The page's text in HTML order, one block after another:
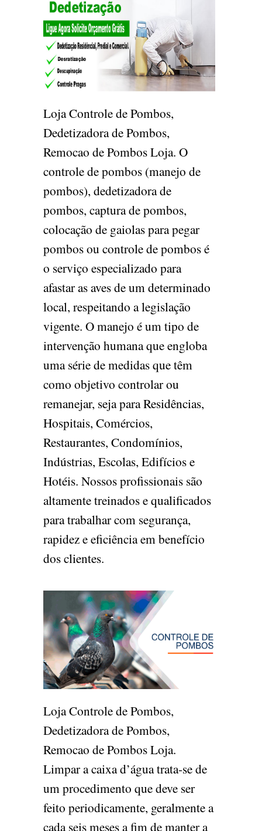
Loja Controle de Pombos,
Dedetizadora de Pombos,
Remocao de Pombos Loja. O
controle de pombos (manejo de
pombos), dedetizadora de
pombos, captura de pombos,
colocação de gaiolas para pegar
pombos ou controle de pombos é
o serviço especializado para
afastar as aves de um determinado
local, respeitando a legislação
vigente. O manejo é um tipo de
intervenção humana que engloba
uma série de medidas que têm
como objetivo controlar ou
remanejar, seja para Residências,
Hospitais, Comércios,
Restaurantes, Condomínios,
Indústrias, Escolas, Edifícios e
Hotéis. Nossos profissionais são
altamente treinados e qualificados
para trabalhar com segurança,
rapidez e eficiência em benefício
dos clientes.
Loja Controle de Pombos,
Dedetizadora de Pombos,
Remocao de Pombos Loja.
Limpar a caixa d’água trata-se de
um procedimento que deve ser
feito periodicamente, geralmente a
cada seis meses a fim de manter a